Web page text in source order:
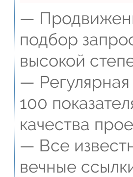
—
подбор
высокой
—
100
качества
— Все
вечные